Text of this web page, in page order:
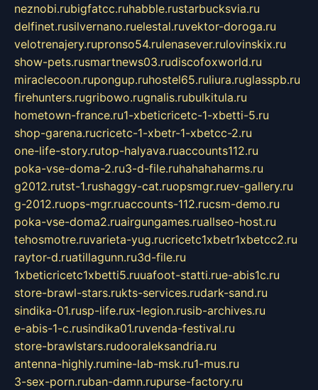
neznobi.rubigfatcc.ruhabble.rustarbucksvia.ru
delfinet.rusilvernano.ruelestal.ruvektor-doroga.ru
velotrenajery.rupronso54.rulenasever.rulovinskix.ru
show-pets.rusmartnews03.rudiscofoxworld.ru
miraclecoon.rupongup.ruhostel65.ruliura.ruglasspb.ru
firehunters.rugribowo.rugnalis.rubulkitula.ru
hometown-france.ru1-xbeticricetc-1-xbetti-5.ru
shop-garena.rucricetc-1-xbetr-1-xbetcc-2.ru
one-life-story.rutop-halyava.ruaccounts112.ru
poka-vse-doma-2.ru3-d-file.ruhahahaharms.ru
g2012.rutst-1.rushaggy-cat.ruopsmgr.ruev-gallery.ru
g-2012.ruops-mgr.ruaccounts-112.rucsm-demo.ru
poka-vse-doma2.ruairgungames.ruallseo-host.ru
tehosmotre.ruvarieta-yug.rucricetc1xbetr1xbetcc2.ru
raytor-d.ruatillagunn.ru3d-file.ru
1xbeticricetc1xbetti5.ruuafoot-statti.rue-abis1c.ru
store-brawl-stars.rukts-services.rudark-sand.ru
sindika-01.rusp-life.rux-legion.rusib-archives.ru
e-abis-1-c.rusindika01.ruvenda-festival.ru
store-brawlstars.rudooraleksandria.ru
antenna-highly.rumine-lab-msk.ru1-mus.ru
3-sex-porn.ruban-damn.rupurse-factory.ru